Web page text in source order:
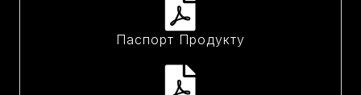
Паспорт Продукту